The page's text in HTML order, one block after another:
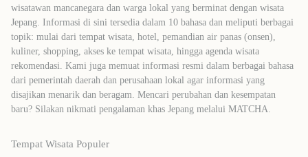
wisatawan mancanegara dan warga lokal yang berminat dengan wisata
Jepang. Informasi di sini tersedia dalam 10 bahasa dan meliputi berbagai
topik: mulai dari tempat wisata, hotel, pemandian air panas (onsen),
kuliner, shopping, akses ke tempat wisata, hingga agenda wisata
rekomendasi. Kami juga memuat informasi resmi dalam berbagai bahasa
dari pemerintah daerah dan perusahaan lokal agar informasi yang
disajikan menarik dan beragam. Mencari perubahan dan kesempatan
baru? Silakan nikmati pengalaman khas Jepang melalui MATCHA.
Tempat Wisata Populer